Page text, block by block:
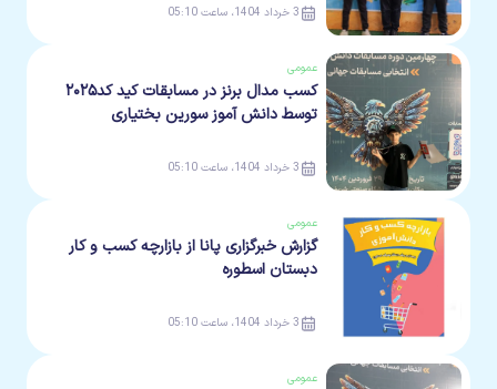
3 خرداد 1404، ساعت 05:10
عمومی
کسب مدال برنز در مسابقات کید کد۲۰۲۵
توسط دانش آموز سورین بختیاری
3 خرداد 1404، ساعت 05:10
عمومی
گزارش خبرگزاری پانا از بازارچه کسب و کار
دبستان اسطوره
3 خرداد 1404، ساعت 05:10
عمومی